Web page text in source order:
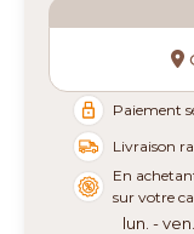
Paiement
Livraison
En
sur votre
lun. -